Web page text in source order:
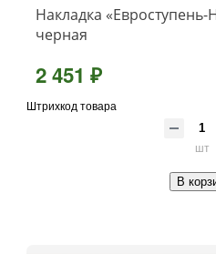
Накладка
черная
2 451 ₽
Штрихкод товара
шт
В